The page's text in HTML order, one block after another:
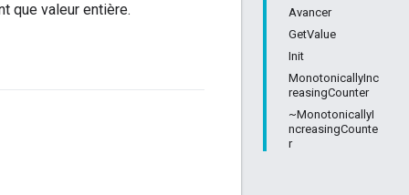
Avancer
GetValue
Init
MonotonicallyInc
reasingCounter
~MonotonicallyI
ncreasingCounte
r
que valeur entière.